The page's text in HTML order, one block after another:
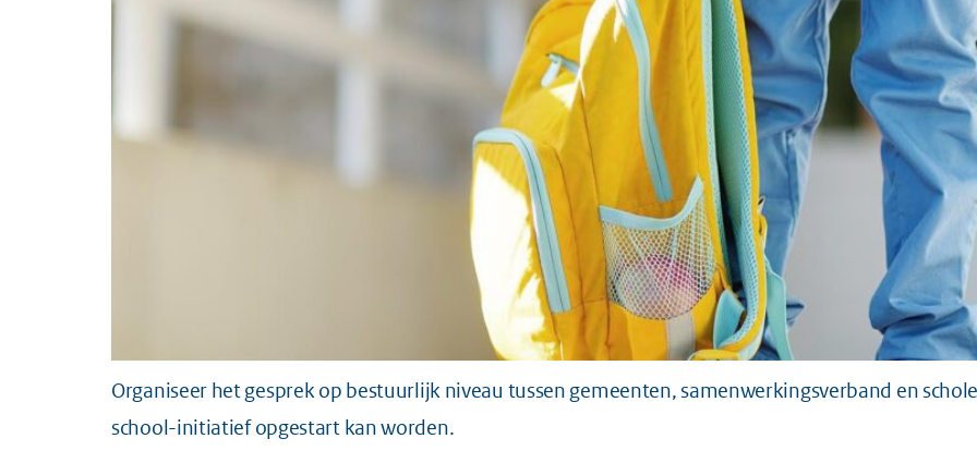
Organiseer het gesprek op bestuurlijk niveau tussen gemeenten, samenwerkingsverband en
school-initiatief opgestart kan worden.